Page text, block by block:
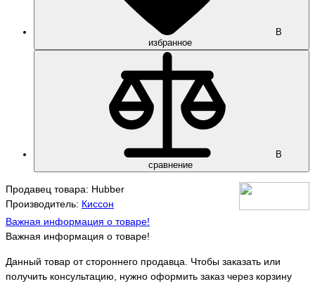
В
избранное
В
сравнение
Продавец товара: Hubber
Производитель: Киссон
Важная информация о товаре!
Важная информация о товаре!
Данный товар от стороннего продавца. Чтобы заказать или
получить консультацию, нужно оформить заказ через корзину